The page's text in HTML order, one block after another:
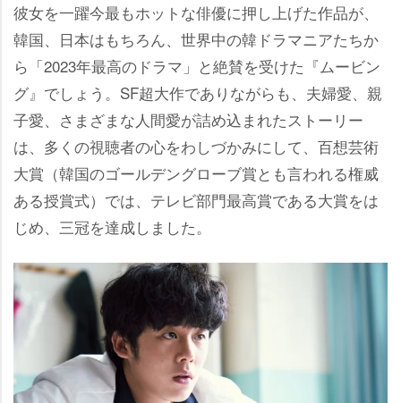
彼女を一躍今最もホットな俳優に押し上げた作品が、
韓国、日本はもちろん、世界中の韓ドラマニアたちか
ら「2023年最高のドラマ」と絶賛を受けた『ムービン
グ』でしょう。SF超大作でありながらも、夫婦愛、親
子愛、さまざまな人間愛が詰め込まれたストーリー
は、多くの視聴者の心をわしづかみにして、百想芸術
大賞（韓国のゴールデングローブ賞とも言われる権威
ある授賞式）では、テレビ部門最高賞である大賞をは
じめ、三冠を達成しました。